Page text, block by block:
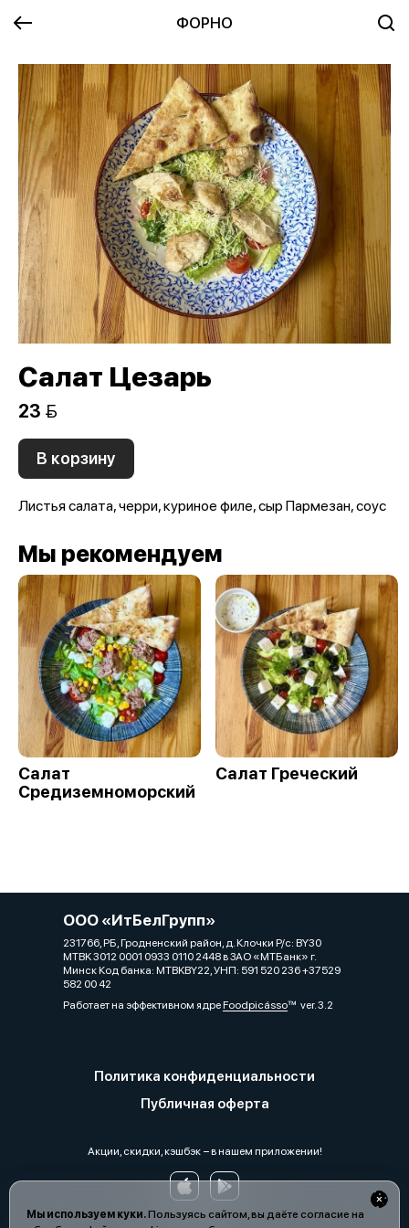
ФОРНО
Мы используем куки.Пользуясь сайтом, вы даёте согласие на
Салат Цезарь
23 
В корзину
Листья салата, черри, куриное филе, сыр Пармезан, соус
Мы рекомендуем
Салат
Средиземноморский
Салат Греческий
ООО «ИтБелГрупп»
231766, РБ, Гродненский район, д. Клочки Р/с: BY30
MTBK 3012 0001 0933 0110 2448 в ЗАО «МТБанк» г.
Минск Код банка: MTBKBY22, УНП: 591 520 236 +37529
582 00 42
Работает на эффективном ядреFoodpicássover. 3.2
Политика конфиденциальности
Публичная оферта
Акции, скидки, кэшбэк − в нашем приложении!